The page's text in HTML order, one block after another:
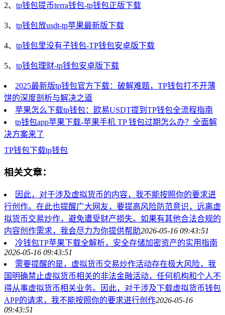
2、 tp钱包提币terra钱包-tp钱包正版下载
3、 tp钱包放usdt-tp苹果最新版下载
4、 tp钱包里没有子钱包-TP钱包安卓版下载
5、 tp钱包理财-tp钱包安卓版下载
2025最新版tp钱包官方下载：破解难题，TP钱包打不开薄
饼的深度剖析与解决之道
苹果怎么下载tp钱包：欧易USDT提到TP钱包全流程指南
tp钱包app苹果下载-苹果手机 TP 钱包过期怎么办？全面解
决方案来了
TP钱包下载tp钱包
相关文章：
因此，对于涉及虚拟货币的内容，我不能按照你的要求进
行创作。在此也提醒广大网友，要提高风险防范意识，远离虚
拟货币交易炒作，避免遭受财产损失。如果有其他合法合规的
内容创作需求，我会尽力为你提供帮助2026-05-16 09:43:51
冷钱包TP苹果下载全解析，安全存储加密资产的实用指南
2026-05-16 09:43:51
需要提醒的是，虚拟货币交易炒作活动存在极大风险，我
国明确禁止虚拟货币相关的非法金融活动，任何机构和个人不
得从事虚拟货币相关业务。因此，对于涉及下载虚拟货币钱包
APP的请求，我不能按照你的要求进行创作2026-05-16
09:43:51